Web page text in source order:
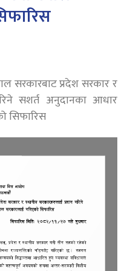
सरकारबाट प्रदेश सरकार र
सशर्त अनुदानका आधार
सिफारिस